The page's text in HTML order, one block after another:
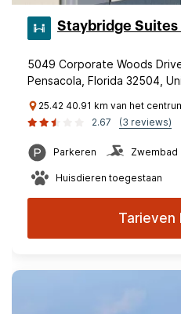
Staybridge
5049 Corporate Woods
Pensacola, Florida 32504,
25.42 40.91 km van het
2.67
(3 reviews)
Parkeren Zwembad
Huisdieren toegestaan
Tarieven